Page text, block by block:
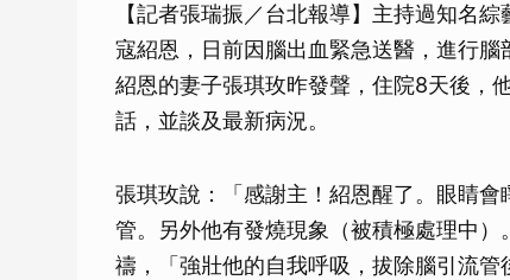
【記者張瑞振／台北報導】主持過知名
寇紹恩，日前因腦出血緊急送醫，進行
紹恩的妻子張琪玫昨發聲，住院8天後，
話，並談及最新病況。
張琪玫說：「感謝主！紹恩醒了。眼睛
管。另外他有發燒現象（被積極處理中
禱，「強壯他的自我呼吸，拔除腦引流